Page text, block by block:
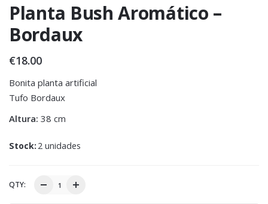
Planta Bush Aromático –
Bordaux
€18.00
Bonita planta artificial
Tufo Bordaux
Altura: 38 cm
Stock: 2 unidades
QTY: